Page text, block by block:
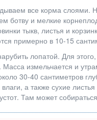
все корма слоями.
ботву и мелкие
тыкв, листья и
примерно в 10-15
лопатой. Для
измельчается и
30-40 сантиметров
а также сухие
Там может